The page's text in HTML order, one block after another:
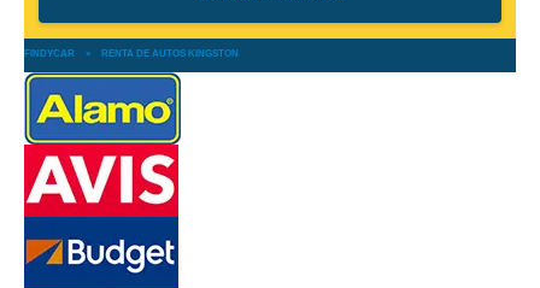
FINDYCAR » RENTA DE AUTOS KINGSTON